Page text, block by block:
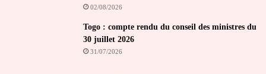
02/08/2026
Togo : compte rendu du conseil des ministres du
30 juillet 2026
31/07/2026